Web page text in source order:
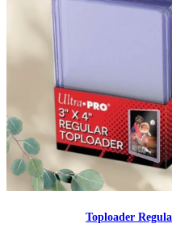
Toploader